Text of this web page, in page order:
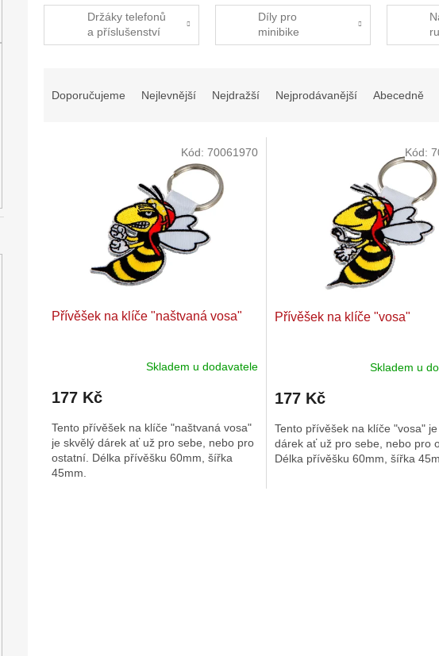
Držáky telefonů
a příslušenství
Díly pro
minibike
Doporučujeme Nejlevnější Nejdražší Nejprodávanější Abecedně
Přívěšek na klíče "naštvaná vosa"
Skladem u dodavatele
177 Kč
Tento přívěšek na klíče "naštvaná vosa"
je skvělý dárek ať už pro sebe, nebo pro
ostatní. Délka přívěšku 60mm, šířka
45mm.
Kód: 70061970
Přívěšek na klíče "vosa"
Skladem u
177 Kč
Tento přívěšek na klíče "vosa"
dárek ať už pro sebe, nebo pro
Délka přívěšku 60mm, šířka
Kód: